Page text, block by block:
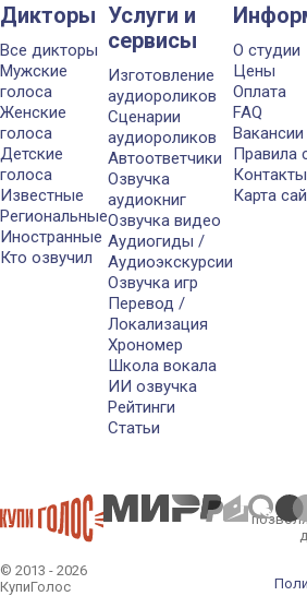
Дикторы
Все дикторы
Мужские
голоса
Женские
голоса
Детские
голоса
Известные
Региональные
Иностранные
Кто озвучил
Услуги и
сервисы
Изготовление
аудиороликов
Сценарии
аудиороликов
Автоответчики
Озвучка
аудиокниг
Озвучка видео
Аудиогиды /
Аудиоэкскурсии
Озвучка игр
Перевод /
Локализация
Хрономер
Школа вокала
ИИ озвучка
Рейтинги
Статьи
О студии
Цены
Оплата
FAQ
Вакансии
Правила
Контакты
Карта
© 2013 - 2026
КупиГолос